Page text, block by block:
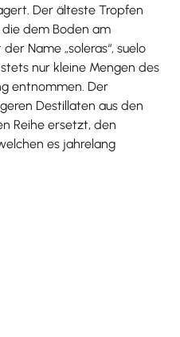
Der älteste Tropfen
dem Boden am
Name „soleras“, suelo
nur kleine Mengen des
entnommen. Der
Destillaten aus den
Reihe ersetzt, den
es jahrelang